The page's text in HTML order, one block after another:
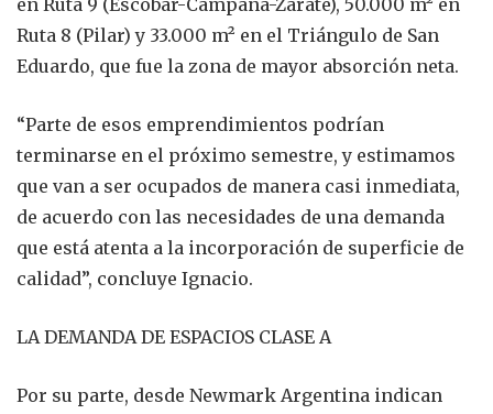
en Ruta 9 (Escobar-Campana-Zárate), 50.000 m² en
Ruta 8 (Pilar) y 33.000 m² en el Triángulo de San
Eduardo, que fue la zona de mayor absorción neta.
“Parte de esos emprendimientos podrían
terminarse en el próximo semestre, y estimamos
que van a ser ocupados de manera casi inmediata,
de acuerdo con las necesidades de una demanda
que está atenta a la incorporación de superficie de
calidad”, concluye Ignacio.
LA DEMANDA DE ESPACIOS CLASE A
Por su parte, desde Newmark Argentina indican